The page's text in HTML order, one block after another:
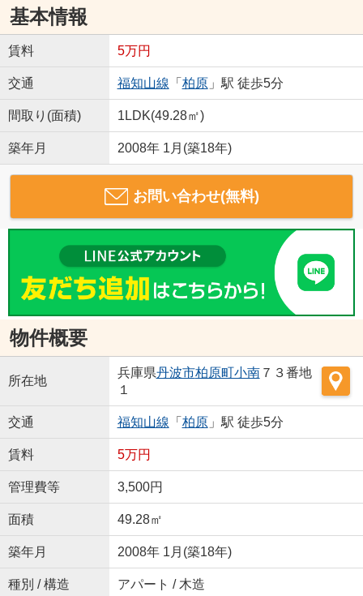
基本情報
賃料 5万円
交通 福知山線 「 柏原」駅 徒歩5分
間取り(面積) 1LDK(49.28㎡)
築年月 2008年 1月(築18年)
お問い合わせ(無料)
物件概要
所在地
兵庫県丹波市柏原町小南７３番地
１
交通 福知山線 「 柏原」駅 徒歩5分
賃料 5万円
管理費等 3,500円
面積 49.28㎡
築年月 2008年 1月(築18年)
種別 / 構造 アパート / 木造